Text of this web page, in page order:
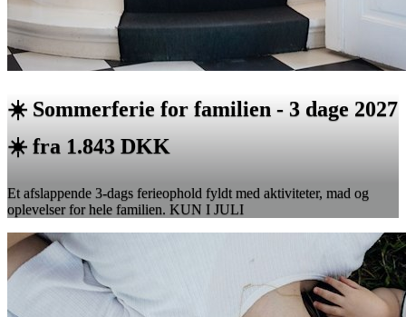
☀️ Sommerferie for familien - 3 dage 2027
☀️ fra 1.843 DKK
Et afslappende 3-dags ferieophold fyldt med aktiviteter, mad og
oplevelser for hele familien. KUN I JULI